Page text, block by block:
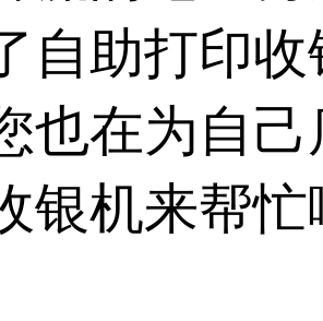
自助打印
也在为自
银机来帮忙